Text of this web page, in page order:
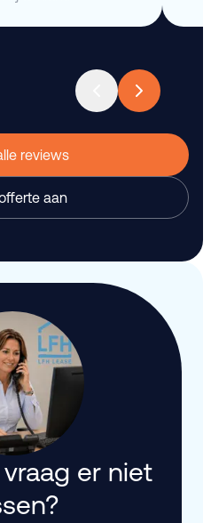
reviews
aan
er niet